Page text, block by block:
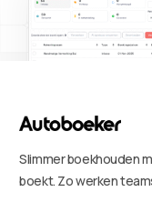
Slimmer boekhouden
boekt. Zo werken